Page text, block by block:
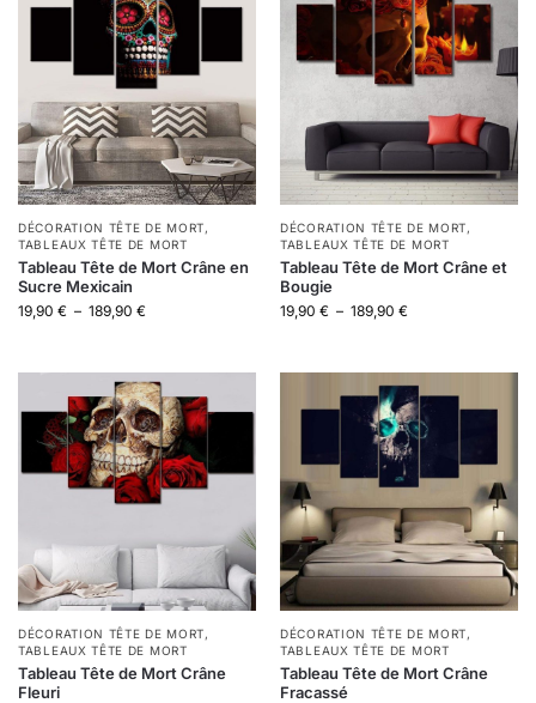
DÉCORATION TÊTE DE MORT,
TABLEAUX TÊTE DE MORT
Tableau Tête de Mort Crâne en
Sucre Mexicain
19,90 € – 189,90 €
DÉCORATION TÊTE DE MORT,
TABLEAUX TÊTE DE MORT
Tableau Tête de Mort Crâne et
Bougie
19,90 € – 189,90 €
DÉCORATION TÊTE DE MORT,
TABLEAUX TÊTE DE MORT
Tableau Tête de Mort Crâne
Fleuri
DÉCORATION TÊTE DE MORT,
TABLEAUX TÊTE DE MORT
Tableau Tête de Mort Crâne
Fracassé